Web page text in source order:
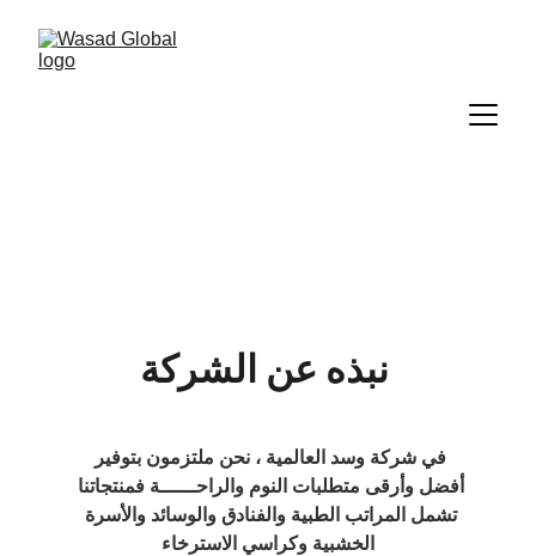
في شركة وسد العالمية ، نحن ملتزمون بتوفير
أفضل وأرقى متطلبات النوم والراحــــــة فمنتجاتنا
تشمل المراتب الطبية والفنادق والوسائد والأسرة
الخشبية وكراسي الاسترخاء